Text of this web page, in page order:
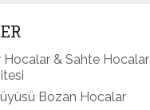
Hocalar & Sahte Hocalar
Bozan Hocalar